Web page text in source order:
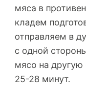
мяса в
кладем
отправляем в
с одной
мясо на
25-28 минут.